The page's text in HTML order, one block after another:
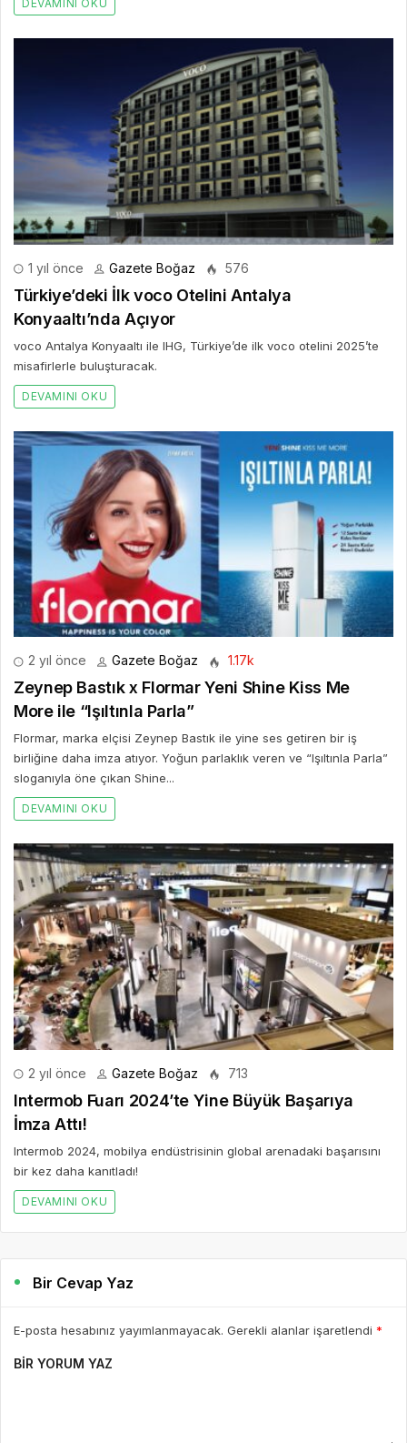
DEVAMINI OKU
1 yıl önce Gazete Boğaz 576
Türkiye’deki İlk voco Otelini Antalya
Konyaaltı’nda Açıyor
voco Antalya Konyaaltı ile IHG, Türkiye’de ilk voco otelini 2025’te
misafirlerle buluşturacak.
DEVAMINI OKU
2 yıl önce Gazete Boğaz 1.17k
Zeynep Bastık x Flormar Yeni Shine Kiss Me
More ile “Işıltınla Parla”
Flormar, marka elçisi Zeynep Bastık ile yine ses getiren bir iş
birliğine daha imza atıyor. Yoğun parlaklık veren ve “Işıltınla Parla”
sloganıyla öne çıkan Shine...
DEVAMINI OKU
2 yıl önce Gazete Boğaz 713
Intermob Fuarı 2024’te Yine Büyük Başarıya
İmza Attı!
Intermob 2024, mobilya endüstrisinin global arenadaki başarısını
bir kez daha kanıtladı!
DEVAMINI OKU
Bir Cevap Yaz
E-posta hesabınız yayımlanmayacak. Gerekli alanlar işaretlendi *
BIR YORUM YAZ